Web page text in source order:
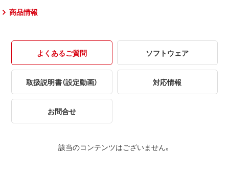
商品情報
よくあるご質問 ソフトウェア
取扱説明書（設定動画） 対応情報
お問合せ
該当のコンテンツはございません。